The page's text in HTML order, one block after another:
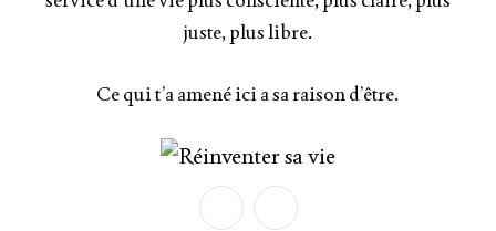
juste, plus libre.
Ce qui t’a amené ici a sa raison d’être.